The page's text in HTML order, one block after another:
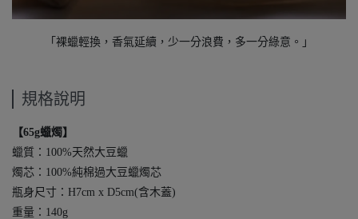
「裸蠟輕換，香氣延續，少一分浪費，多一分綠意。」
規格說明
【65g蠟燭】
蠟質：100%天然大豆蠟
燭芯：100%純棉過大豆蠟燭芯
瓶身尺寸：H7cm x D5cm(含木蓋)
重量：140g